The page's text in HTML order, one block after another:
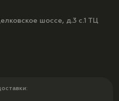
шоссе, д.3 с.1 ТЦ